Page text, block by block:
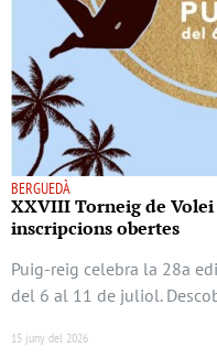
BERGUEDÀ
XXVIII Torneig de
inscripcions obertes
Puig-reig celebra la 28a
del 6 al 11 de juliol.
15 juny del 2026